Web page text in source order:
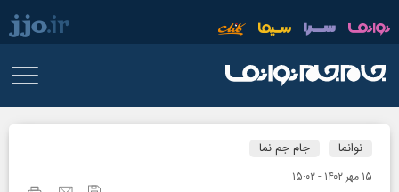
نوانما جام جم نما
۱۵ مهر ۱۴۰۲ - ۱۵:۰۲